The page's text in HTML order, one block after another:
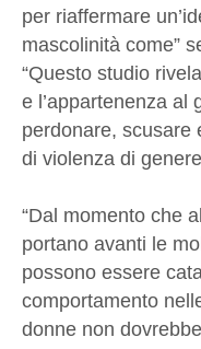
per riaffermare
mascolinità come”
“Questo studio
e l’appartenenza al
perdonare, scusare
di violenza di
“Dal momento che
portano avanti le
possono essere
comportamento
donne non